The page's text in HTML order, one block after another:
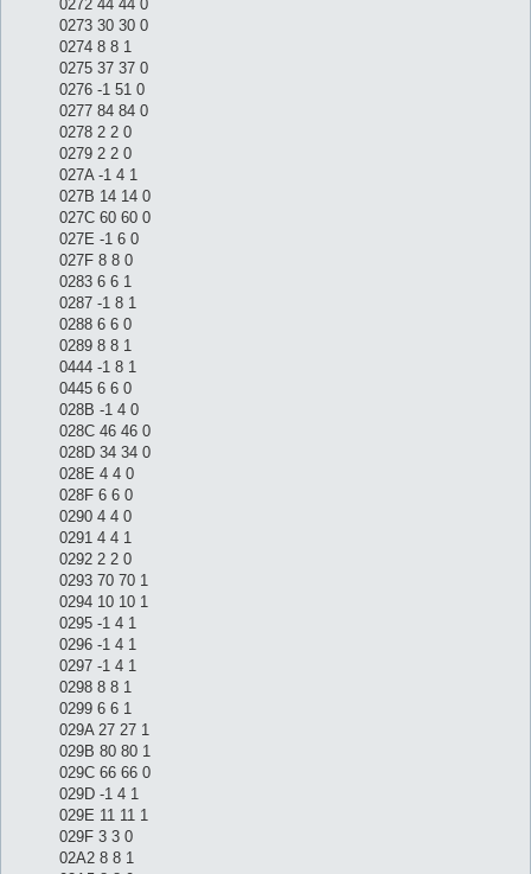
0272 44 44 0
0273 30 30 0
0274 8 8 1
0275 37 37 0
0276 -1 51 0
0277 84 84 0
0278 2 2 0
0279 2 2 0
027A -1 4 1
027B 14 14 0
027C 60 60 0
027E -1 6 0
027F 8 8 0
0283 6 6 1
0287 -1 8 1
0288 6 6 0
0289 8 8 1
0444 -1 8 1
0445 6 6 0
028B -1 4 0
028C 46 46 0
028D 34 34 0
028E 4 4 0
028F 6 6 0
0290 4 4 0
0291 4 4 1
0292 2 2 0
0293 70 70 1
0294 10 10 1
0295 -1 4 1
0296 -1 4 1
0297 -1 4 1
0298 8 8 1
0299 6 6 1
029A 27 27 1
029B 80 80 1
029C 66 66 0
029D -1 4 1
029E 11 11 1
029F 3 3 0
02A2 8 8 1